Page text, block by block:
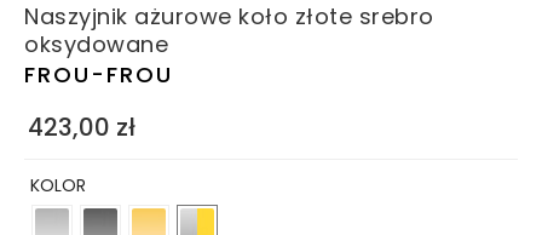
Naszyjnik ażurowe koło złote srebro
oksydowane
FROU-FROU
423,00 zł
KOLOR